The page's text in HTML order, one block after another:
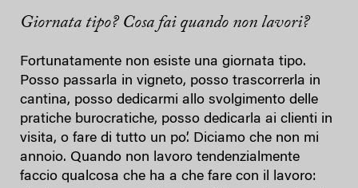
Giornata tipo? Cosa fai quando non lavori?
Fortunatamente non esiste una giornata tipo.
Posso passarla in vigneto, posso trascorrerla in
cantina, posso dedicarmi allo svolgimento delle
pratiche burocratiche, posso dedicarla ai clienti in
visita, o fare di tutto un po’. Diciamo che non mi
annoio. Quando non lavoro tendenzialmente
faccio qualcosa che ha a che fare con il lavoro: